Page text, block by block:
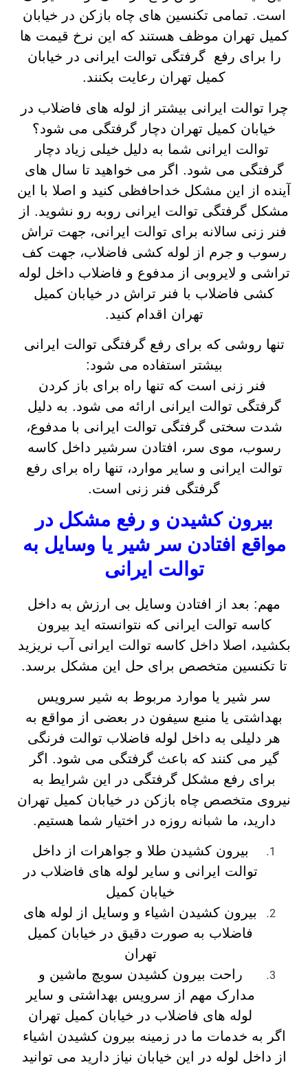
است. تمامی تکنسین های چاه بازکن در خیابان
کمیل تهران موظف هستند که این نرخ قیمت ها
را برای رفع گرفتگی توالت ایرانی در خیابان
کمیل تهران رعایت بکنند.
چرا توالت ایرانی بیشتر از لوله های فاضلاب در
خیابان کمیل تهران دچار گرفتگی می شود؟
توالت ایرانی شما به دلیل خیلی زیاد دچار
گرفتگی می شود. اگر می خواهید تا سال های
آینده از این مشکل خداحافظی کنید و اصلا با این
مشکل گرفتگی توالت ایرانی روبه رو نشوید. از
فنر زنی سالانه برای توالت ایرانی، جهت تراش
رسوب و جرم از لوله کشی فاضلاب، جهت کف
تراشی و لایروبی از مدفوع و فاضلاب داخل لوله
کشی فاضلاب با فنر تراش در خیابان کمیل
تهران اقدام کنید.
تنها روشی که برای رفع گرفتگی توالت ایرانی
بیشتر استفاده می شود:
فنر زنی است که تنها راه برای باز کردن
گرفتگی توالت ایرانی ارائه می شود. به دلیل
شدت سختی گرفتگی توالت ایرانی با مدفوع،
رسوب، موی سر، افتادن سرشیر داخل کاسه
توالت ایرانی و سایر موارد، تنها راه برای رفع
گرفتگی فنر زنی است.
بیرون کشیدن و رفع مشکل در
مواقع افتادن سر شیر یا وسایل به
توالت ایرانی
مهم: بعد از افتادن وسایل بی ارزش به داخل
کاسه توالت ایرانی که نتوانسته اید بیرون
بکشید، اصلا داخل کاسه توالت ایرانی آب نریزید
تا تکنسین متخصص برای حل این مشکل برسد.
سر شیر یا موارد مربوط به شیر سرویس
بهداشتی یا منبع سیفون در بعضی از مواقع به
هر دلیلی به داخل لوله فاضلاب توالت فرنگی
گیر می کنند که باعث گرفتگی می شود. اگر
برای رفع مشکل گرفتگی در این شرایط به
نیروی متخصص چاه بازکن در خیابان کمیل تهران
دارید، ما شبانه روزه در اختیار شما هستیم.
بیرون کشیدن طلا و جواهرات از داخل
توالت ایرانی و سایر لوله های فاضلاب در
خیابان کمیل
بیرون کشیدن اشیاء و وسایل از لوله های
فاضلاب به صورت دقیق در خیابان کمیل
تهران
راحت بیرون کشیدن سویچ ماشین و
مدارک مهم از سرویس بهداشتی و سایر
لوله های فاضلاب در خیابان کمیل تهران
اگر به خدمات ما در زمینه بیرون کشیدن اشیاء
از داخل لوله در این خیابان نیاز دارید می توانید